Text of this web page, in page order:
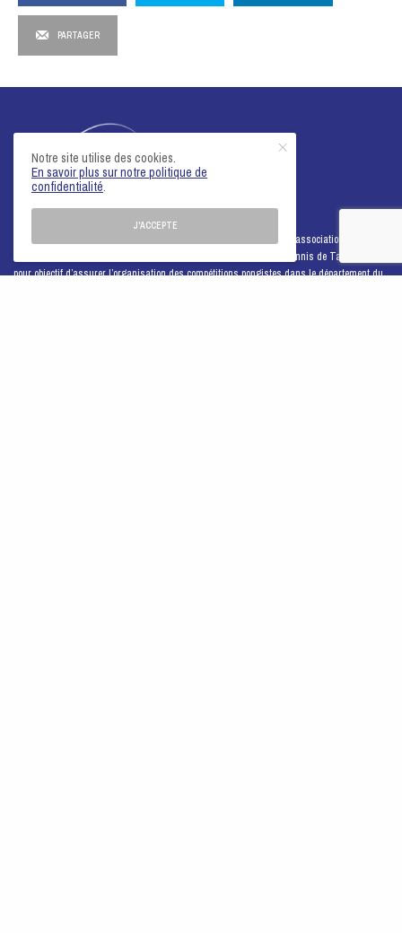
PARTAGER
Le Comité du Rhône-Métropole de Lyon de Tennis de Table est une association de loi
1901. Créée en 1966, elle est affiliée à la Fédération Française de Tennis de Table. Elle a
pour objectif d’assurer l’organisation des compétitions pongistes dans le département du
Notre site utilise des cookies.
En savoir plus sur notre politique de
confidentialité.
J'ACCEPTE